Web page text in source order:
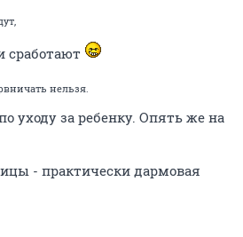
сработают
нельзя.
уходу за ребенку. Опять же на
- практически дармовая